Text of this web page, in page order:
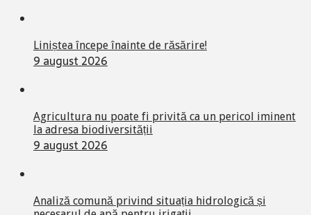
Liniștea începe înainte de răsărire!
9 august 2026
Agricultura nu poate fi privită ca un pericol iminent
la adresa biodiversității
9 august 2026
Analiză comună privind situația hidrologică și